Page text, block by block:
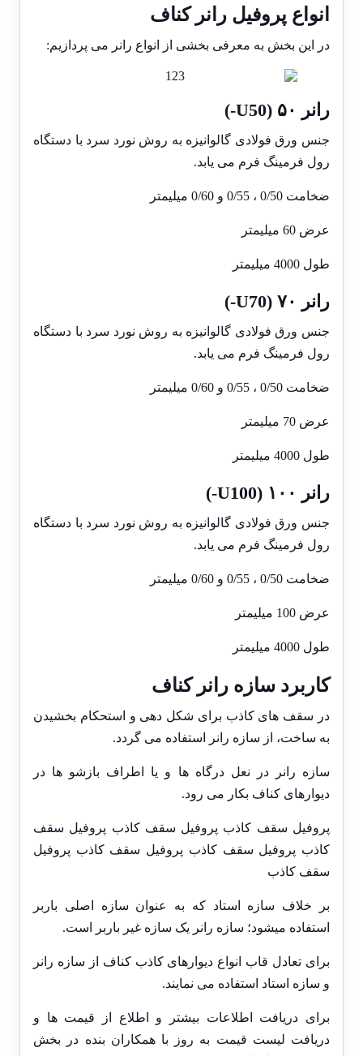
انواع پروفیل رانر کناف
در این بخش به معرفی بخشی از انواع رانر می پردازیم:
رانر ۵۰ (U50-)
جنس ورق فولادی گالوانیزه به روش نورد سرد با دستگاه
رول فرمینگ فرم می یابد.
ضخامت 0/50 ، 0/55 و 0/60 میلیمتر
عرض 60 میلیمتر
طول 4000 میلیمتر
رانر ۷۰ (U70-)
جنس ورق فولادی گالوانیزه به روش نورد سرد با دستگاه
رول فرمینگ فرم می یابد.
ضخامت 0/50 ، 0/55 و 0/60 میلیمتر
عرض 70 میلیمتر
طول 4000 میلیمتر
رانر ۱۰۰ (U100-)
جنس ورق فولادی گالوانیزه به روش نورد سرد با دستگاه
رول فرمینگ فرم می یابد.
ضخامت 0/50 ، 0/55 و 0/60 میلیمتر
عرض 100 میلیمتر
طول 4000 میلیمتر
کاربرد سازه رانرکناف
در سقف های کاذب برای شکل دهی و استحکام بخشیدن
به ساخت، از سازه رانر استفاده می گردد.
سازه رانر در نعل درگاه ها و یا اطراف بازشو ها در
دیوارهای کناف بکار می رود.
پروفیل سقف کاذب پروفیل سقف کاذب پروفیل سقف
کاذب پروفیل سقف کاذب پروفیل سقف کاذب پروفیل
سقف کاذب
بر خلاف سازه استاد که به عنوان سازه اصلی باربر
استفاده میشود؛ سازه رانر یک سازه غیر باربر است.
برای تعادل قاب انواع دیوارهای کاذب کناف از سازه رانر
و سازه استاد استفاده می نمایند.
برای دریافت اطلاعات بیشتر و اطلاع از قیمت ها و
دریافت لیست قیمت به روز با همکاران بنده در بخش